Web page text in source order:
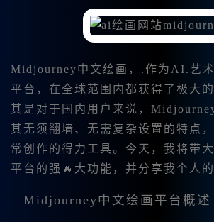
Midjourney中文绘画，.作为AI.艺
平台，在全球范围内都获得了极大
其是对于国内用户来说，
其无须翻墙、无需复杂设置的特点
常创作的得力工具。今天，我将带
平台的强🔥大功能，并分享我个人的
Midjourney中文绘画平台概述